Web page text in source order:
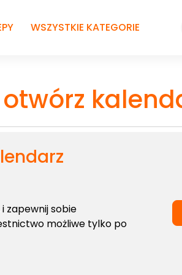
WSZYSTKIE KATEGORIE
zapewnij sobie
możliwe tylko po